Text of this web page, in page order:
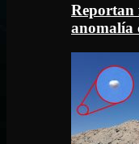
Reportan
anomalía